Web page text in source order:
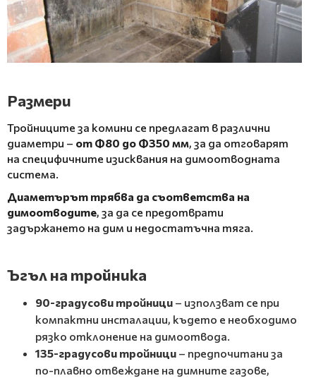
Размери
Тройниците за комини се предлагат в различни
диаметри – от Ф80 до Ф350 мм, за да отговарят
на специфичните изисквания на димоотводната
система.
Диаметърът трябва да съответства на
димоотводите, за да се предотврати
задържането на дим и недостатъчна тяга.
Ъгъл на тройника
90-градусови тройници – използват се при
компактни инсталации, където е необходимо
рязко отклонение на димоотвода.
135-градусови тройници – предпочитани за
по-плавно отвеждане на димните газове,